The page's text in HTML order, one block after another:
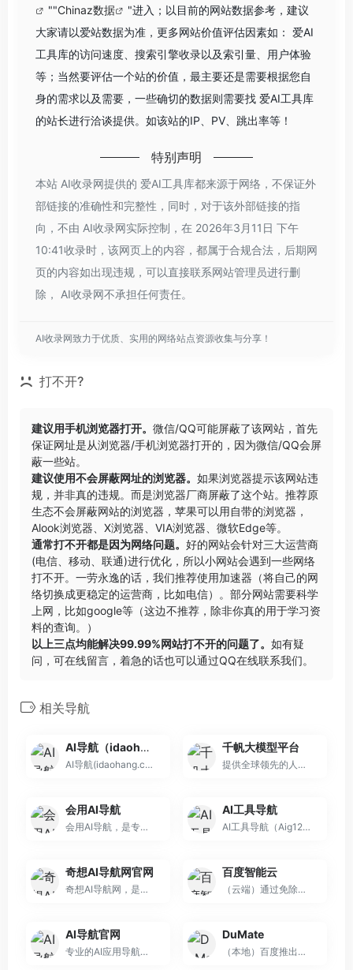
""Chinaz数据
"进入；以目前的网站数据参考，建议
大家请以爱站数据为准，更多网站价值评估因素如： 爱AI
工具库的访问速度、搜索引擎收录以及索引量、用户体验
等；当然要评估一个站的价值，最主要还是需要根据您自
身的需求以及需要，一些确切的数据则需要找 爱AI工具库
的站长进行洽谈提供。如该站的IP、PV、跳出率等！
特别声明
本站 AI收录网提供的 爱AI工具库都来源于网络，不保证外
部链接的准确性和完整性，同时，对于该外部链接的指
向，不由 AI收录网实际控制，在 2026年3月11日 下午
10:41收录时，该网页上的内容，都属于合规合法，后期网
页的内容如出现违规，可以直接联系网站管理员进行删
除， AI收录网不承担任何责任。
AI收录网致力于优质、实用的网络站点资源收集与分享！
打不开?
建议用手机浏览器打开。 微信/QQ可能屏蔽了该网站，首先
保证网址是从浏览器/手机浏览器打开的，因为微信/QQ会屏
蔽一些站。
建议使用不会屏蔽网址的浏览器。 如果浏览器提示该网站违
规，并非真的违规。而是浏览器厂商屏蔽了这个站。推荐原
生态不会屏蔽网站的浏览器，苹果可以用自带的浏览器，
Alook浏览器
X浏览器 VIA浏览器 微软Edge等。
通常打不开都是因为网络问题。 好的网站会针对三大运营商
(电信、移动、联通)进行优化，所以小网站会遇到一些网络
打不开。一劳永逸的话，我们推荐使用加速器（将自己的网
络切换成更稳定的运营商，比如电信）。部分网站需要科学
上网，比如google等（这边不推荐，除非你真的用于学习资
料的查询。）
以上三点均能解决99.99%网站打不开的问题了。 如有疑
问，可在线留言，着急的话也可以通过QQ在线联系我们。
相关导航
AI导航（idaohang.cn）
AI导航(idaohang.cn)是一个发现ai工具产品的导航网站。AI导航网提供国内外最新热门的ai工具资讯报道以及ai工具介绍，宗旨是：发现好AI工具！前沿
千帆大模型平台
提供全球领先的人工智能、大数据和云计算服务。
会用AI导航
会用AI导航，是专为追求高效创作与智能体验的用户精心打造的AI工具聚合平台。我们凭借专业的筛选机制，汇聚海量优质AI工具，涵盖AI绘画、AI写作等热门领域。在这
AI工具导航
AI工具导航（Aig123.com）是一个AI工具网址导航站，目前已收集国内外3000+热门AI工具网站，涵盖AI写作、AI绘画、AI聊天、AI视频、AI音乐、
奇想AI导航网官网
奇想AI导航网，是你的AI世界“指南针”。作为专业的ai导航平台，它集多种功能于一身。在这里，你能迅速开启ai聊天，与智能伙伴畅聊想法；利用ai绘画、ai写作工
百度智能云
（云端）通过免除镜像选择、服务器部署及API Key配置等繁琐环节，实现AI智能体的“即开即用”
AI导航官网
专业的AI应用导航与资讯平台，精选全球顶级AI工具与应用，及时更新AI行业动态、深度研报和原创博客。涵盖AI对话、MCP工具、开发、创作、办公等领域优质工具，提
DuMate
（本地）百度推出的桌面级AI智能体，定位为”办公搭子”。